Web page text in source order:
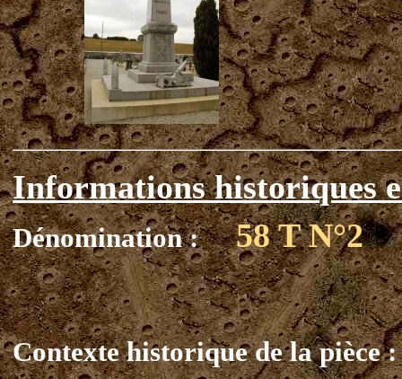
Informations historiques
Dénomination : 58 T N°2
Contexte historique de la pièce :